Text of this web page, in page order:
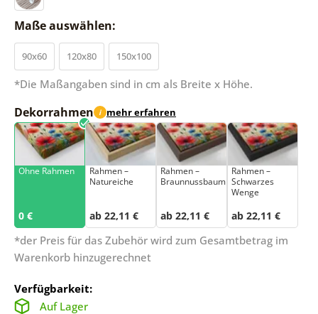
Maße auswählen:
90x60 120x80 150x100
*Die Maßangaben sind in cm als Breite x Höhe.
Dekorrahmen i mehr erfahren
Ohne Rahmen
0 €
Rahmen –
Natureiche
ab 22,11 €
Rahmen –
Braunnussbaum
ab 22,11 €
Rahmen –
Schwarzes
Wenge
ab 22,11 €
*der Preis für das Zubehör wird zum Gesamtbetrag im
Warenkorb hinzugerechnet
Verfügbarkeit:
Auf Lager